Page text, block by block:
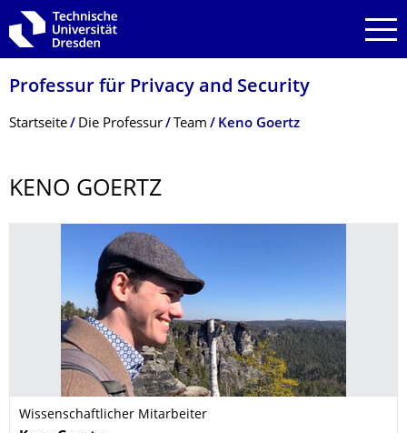
Zur Hauptnavigation springen
Zur Suche springen
Zum Inhalt springen
Professur für Privacy and Security
Breadcrumb-Menü
Startseite Die Professur Team Keno Goertz
KENO GOERTZ
Wissenschaftlicher Mitarbeiter